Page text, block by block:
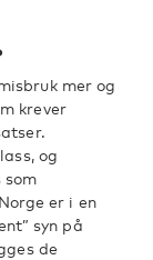
mer og
krever
og
som
er i en
syn på
de